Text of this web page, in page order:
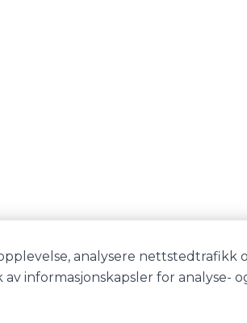
analysere nettstedtrafikk
informasjonskapsler for analyse-